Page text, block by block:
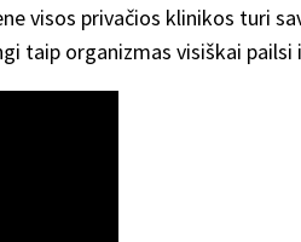
visos privačios klinikos turi
taip organizmas visiškai